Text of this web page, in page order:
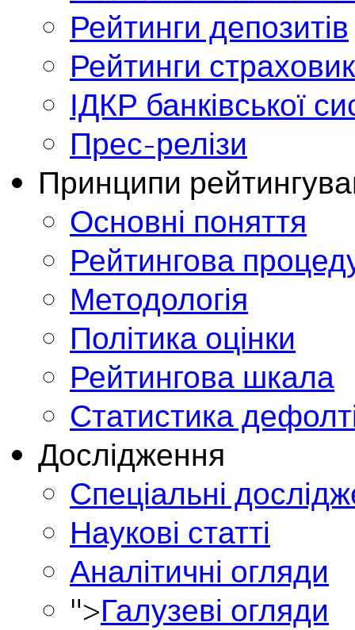
Рейтинги депозитів
Рейтинги
ІДКР банківської
Прес-релізи
Принципи
Основні поняття
Рейтингова
Методологія
Політика оцінки
Рейтингова шкала
Статистика
Дослідження
Спеціальні
Наукові статті
Аналітичні огляди
">Галузеві огляди